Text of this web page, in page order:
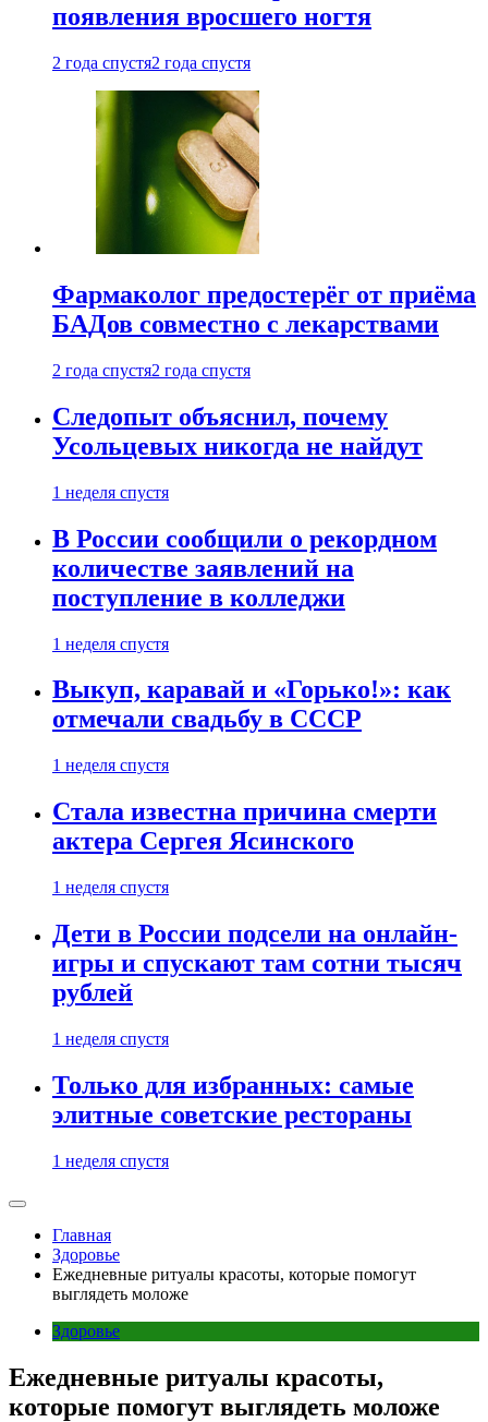
появления вросшего ногтя
2 года спустя2 года спустя
Фармаколог предостерёг от приёма
БАДов совместно с лекарствами
2 года спустя2 года спустя
Следопыт объяснил, почему
Усольцевых никогда не найдут
1 неделя спустя
В России сообщили о рекордном
количестве заявлений на
поступление в колледжи
1 неделя спустя
Выкуп, каравай и «Горько!»: как
отмечали свадьбу в СССР
1 неделя спустя
Стала известна причина смерти
актера Сергея Ясинского
1 неделя спустя
Дети в России подсели на онлайн-
игры и спускают там сотни тысяч
рублей
1 неделя спустя
Только для избранных: самые
элитные советские рестораны
1 неделя спустя
Главная
Здоровье
Ежедневные ритуалы красоты, которые помогут
выглядеть моложе
Здоровье
Ежедневные ритуалы красоты,
которые помогут выглядеть моложе